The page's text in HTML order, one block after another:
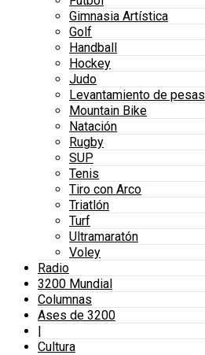
Gimnasia Artística
Golf
Handball
Hockey
Judo
Levantamiento de pesas
Mountain Bike
Natación
Rugby
SUP
Tenis
Tiro con Arco
Triatlón
Turf
Ultramaratón
Voley
Radio
3200 Mundial
Columnas
Ases de 3200
|
Cultura